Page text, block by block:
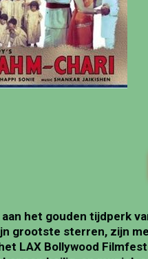
het gouden tijdperk
grootste sterren, zijn
LAX Bollywood